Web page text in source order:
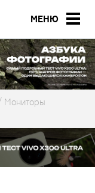
МЕНЮ
Мониторы